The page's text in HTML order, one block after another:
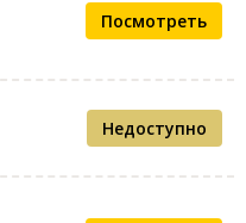
Посмотреть
Недоступно